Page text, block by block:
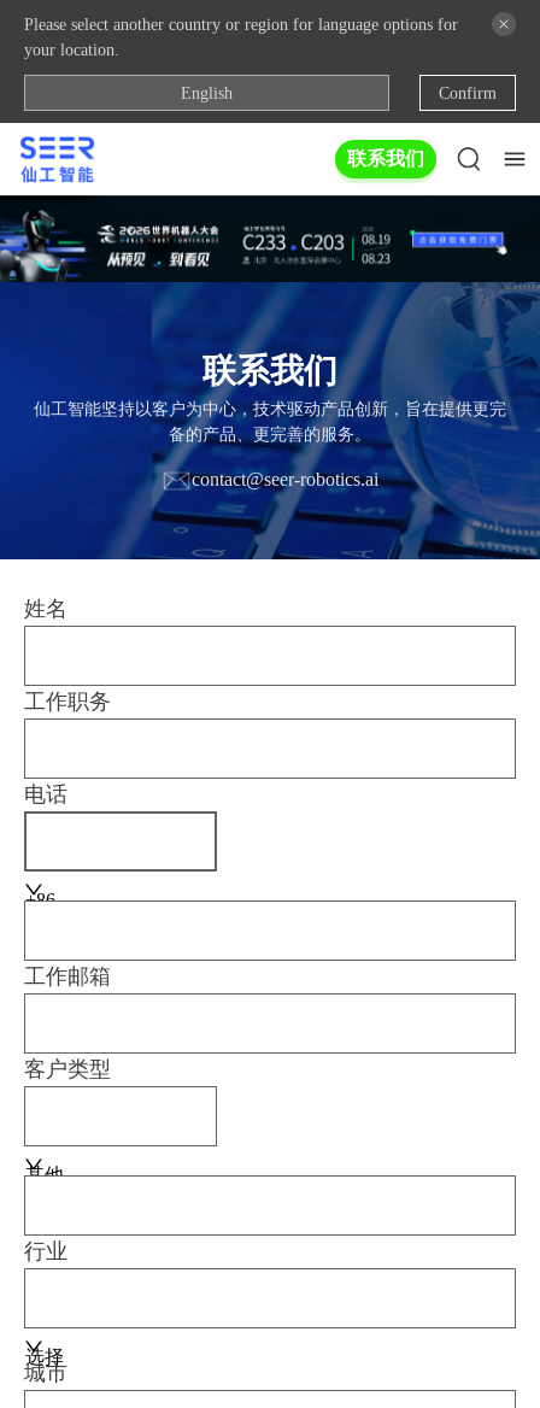
Please select another country or region for language options for
your location.
English Confirm
联系我们
联系我们
仙工智能坚持以客户为中心，技术驱动产品创新，旨在提供更完
备的产品、更完善的服务。
contact@seer-robotics.ai
姓名
工作职务
电话
+86
工作邮箱
客户类型
其他
行业
选择
城市